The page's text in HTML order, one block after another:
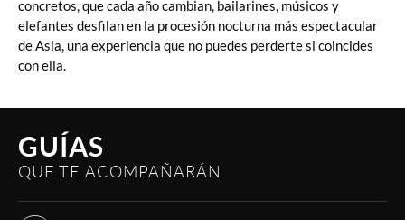
concretos, que cada año cambian, bailarines, músicos y
elefantes desfilan en la procesión nocturna más espectacular
de Asia, una experiencia que no puedes perderte si coincides
con ella.
GUÍAS
QUE TE ACOMPAÑARÁN